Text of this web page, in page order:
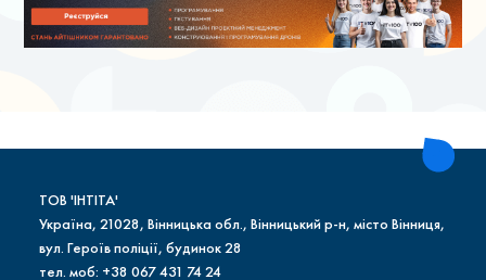
ТОВ 'ІНТІТА'
Україна, 21028, Вінницька обл., Вінницький р-н, місто Вінниця,
вул. Героїв поліції, будинок 28
тел. моб: +38 067 431 74 24